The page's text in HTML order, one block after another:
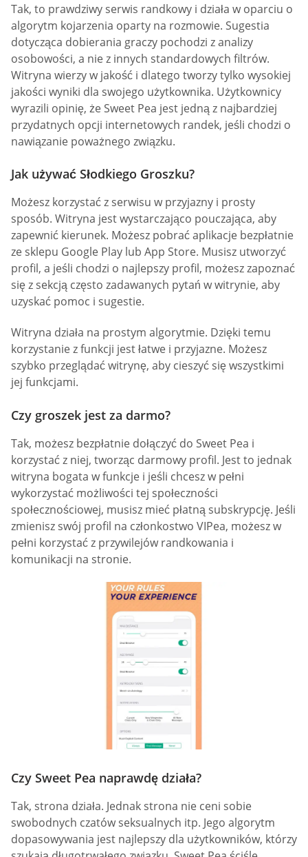
Tak, to prawdziwy serwis randkowy i działa w oparciu o
algorytm kojarzenia oparty na rozmowie. Sugestia
dotycząca dobierania graczy pochodzi z analizy
osobowości, a nie z innych standardowych filtrów.
Witryna wierzy w jakość i dlatego tworzy tylko wysokiej
jakości wyniki dla swojego użytkownika. Użytkownicy
wyrazili opinię, że Sweet Pea jest jedną z najbardziej
przydatnych opcji internetowych randek, jeśli chodzi o
nawiązanie poważnego związku.
Jak używać Słodkiego Groszku?
Możesz korzystać z serwisu w przyjazny i prosty
sposób. Witryna jest wystarczająco pouczająca, aby
zapewnić kierunek. Możesz pobrać aplikacje bezpłatnie
ze sklepu Google Play lub App Store. Musisz utworzyć
profil, a jeśli chodzi o najlepszy profil, możesz zapoznać
się z sekcją często zadawanych pytań w witrynie, aby
uzyskać pomoc i sugestie.
Witryna działa na prostym algorytmie. Dzięki temu
korzystanie z funkcji jest łatwe i przyjazne. Możesz
szybko przeglądać witrynę, aby cieszyć się wszystkimi
jej funkcjami.
Czy groszek jest za darmo?
Tak, możesz bezpłatnie dołączyć do Sweet Pea i
korzystać z niej, tworząc darmowy profil. Jest to jednak
witryna bogata w funkcje i jeśli chcesz w pełni
wykorzystać możliwości tej społeczności
społecznościowej, musisz mieć płatną subskrypcję. Jeśli
zmienisz swój profil na członkostwo VIPea, możesz w
pełni korzystać z przywilejów randkowania i
komunikacji na stronie.
Czy Sweet Pea naprawdę działa?
Tak, strona działa. Jednak strona nie ceni sobie
swobodnych czatów seksualnych itp. Jego algorytm
dopasowywania jest najlepszy dla użytkowników, którzy